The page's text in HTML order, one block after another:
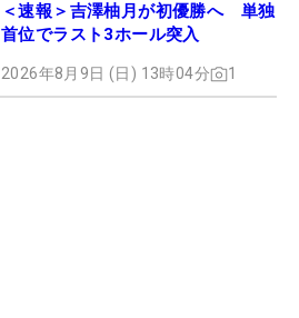
＜速報＞吉澤柚月が初優勝へ 単独
首位でラスト3ホール突入
2026年8月9日 (日) 13時04分 1